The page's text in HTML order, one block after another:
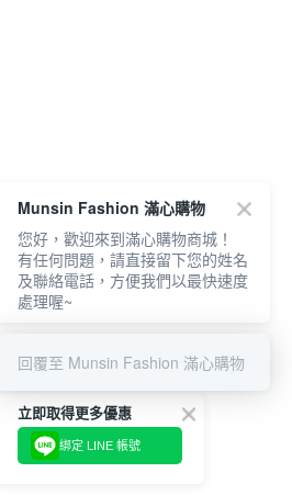
立即取得更多優惠
綁定 LINE 帳號
Munsin Fashion 滿心購物
您好，歡迎來到滿心購物商城！
有任何問題，請直接留下您的姓名
及聯絡電話，方便我們以最快速度
處理喔~
回覆至 Munsin Fashion 滿心購物